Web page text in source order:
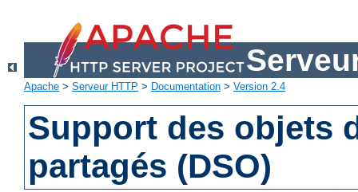
Apache > Serveur HTTP > Documentation > Version 2.4
Support des objets
partagés (DSO)